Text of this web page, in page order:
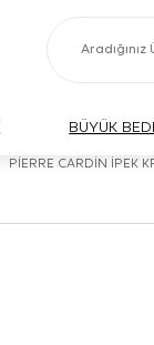
BÜYÜK
PİERRE CARDİN İPEK